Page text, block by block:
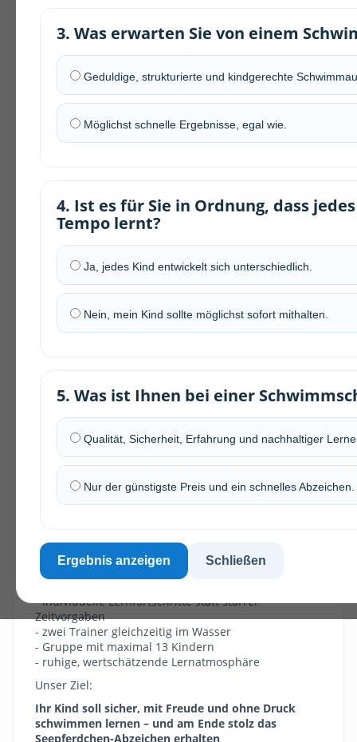
3. Was erwarten Sie von einem
Geduldige, strukturierte und kindgerechte
Möglichst schnelle Ergebnisse, egal wie.
4. Ist es für Sie in Ordnung, dass
Tempo lernt?
Ja, jedes Kind entwickelt sich unterschiedlich.
Nein, mein Kind sollte möglichst sofort mithalten.
5. Was ist Ihnen bei einer
Qualität, Sicherheit, Erfahrung und nachhaltiger
Nur der günstigste Preis und ein schnelles Abzeichen.
Ergebnis anzeigen Schließen